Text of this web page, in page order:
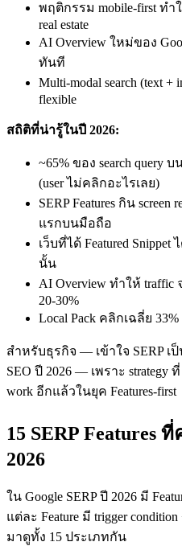
พฤติกรรม mobile-first ทำ
real estate
AI Overview ใหม่ของ
ทันที
Multi-modal search (text +
flexible
สถิติที่น่ารู้ในปี 2026:
~65% ของ search query
(user ไม่คลิกอะไรเลย)
SERP Features กิน screen
แรกบนมือถือ
เว็บที่ได้ Featured Snippet
นั้น
AI Overview ทำให้ traffic
20-30%
Local Pack คลิกเฉลี่ย 33%
สำหรับธุรกิจ — เข้าใจ SERP เ
SEO ปี 2026 — เพราะ strategy
work อีกแล้วในยุค Features-first
15 SERP Features
2026
ใน Google SERP ปี 2026 มี
แต่ละ Feature มี trigger
มาดูทั้ง 15 ประเภทกัน